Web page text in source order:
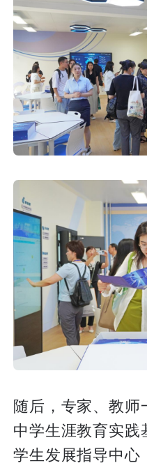
随后，专家、教师
中学生涯教育实践
学生发展指导中心